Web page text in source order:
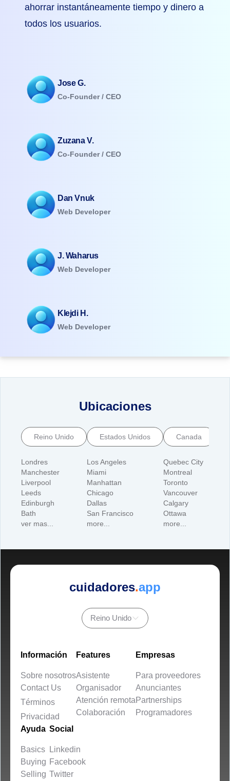
ahorrar instantáneamente tiempo y dinero a
todos los usuarios.
Jose G.
Co-Founder / CEO
Zuzana V.
Co-Founder / CEO
Dan Vnuk
Web Developer
J. Waharus
Web Developer
Klejdi H.
Web Developer
Ubicaciones
Reino Unido
Londres
Manchester
Liverpool
Leeds
Edinburgh
Bath
ver mas...
Estados Unidos
Los Angeles
Miami
Manhattan
Chicago
Dallas
San Francisco
more...
Canada
Quebec City
Montreal
Toronto
Vancouver
Calgary
Ottawa
more...
cuidadores.app
Reino Unido
Información
Sobre nosotros
Contact Us
Términos
Privacidad
Features
Asistente
Organisador
Atención remota
Colaboración
Empresas
Para proveedores
Anunciantes
Partnerships
Programadores
Ayuda
Basics
Buying
Selling
Social
Linkedin
Facebook
Twitter